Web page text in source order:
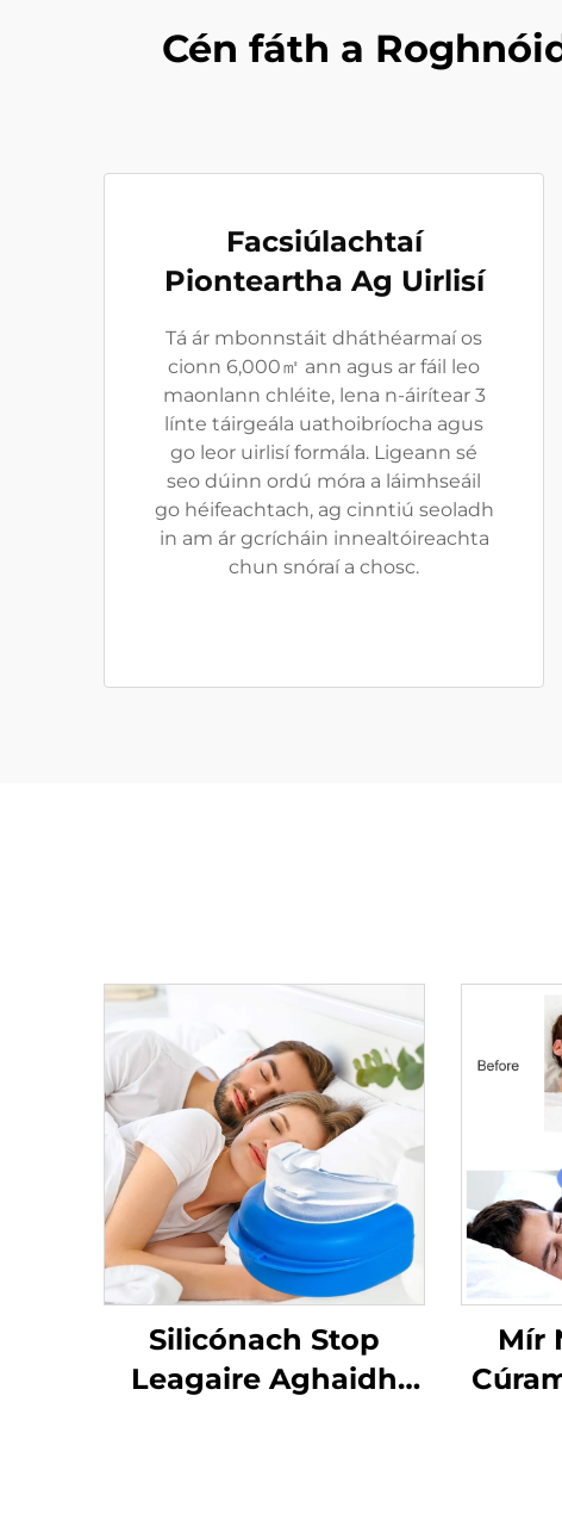
Cén fáth a
Facsiúlachtaí
Pionteartha Ag Uirlisí
Tá ár mbonnstáit dháthéarmaí os
cionn 6,000㎡ ann agus ar fáil leo
maonlann chléite, lena n-áirítear 3
línte táirgeála uathoibríocha agus
go leor uirlisí formála. Ligeann sé
seo dúinn ordú móra a láimhseáil
go héifeachtach, ag cinntiú seoladh
in am ár gcrícháin innealtóireachta
chun snóraí a chosc.
Silicónach Stop
Leagaire Aghaidh
Mír